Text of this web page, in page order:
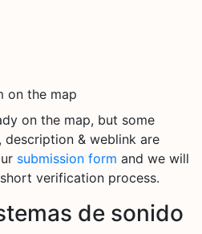
on the map
on the map, but some
& weblink are
submission form and we will
verification process.
de sonido